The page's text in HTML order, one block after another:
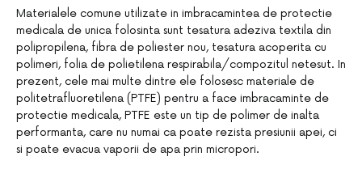
Materialele comune utilizate in imbracamintea de protectie
medicala de unica folosinta sunt tesatura adeziva textila din
polipropilena, fibra de poliester nou, tesatura acoperita cu
polimeri, folia de polietilena respirabila/compozitul netesut. In
prezent, cele mai multe dintre ele folosesc materiale de
politetrafluoretilena (PTFE) pentru a face imbracaminte de
protectie medicala, PTFE este un tip de polimer de inalta
performanta, care nu numai ca poate rezista presiunii apei, ci
si poate evacua vaporii de apa prin micropori.